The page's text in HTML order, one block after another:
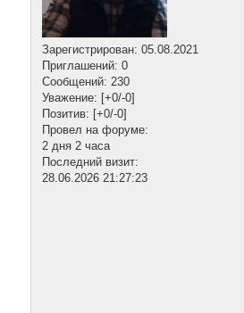
Зарегистрирован: 05.08.2021
Приглашений: 0
Сообщений: 230
Уважение: [+0/-0]
Позитив: [+0/-0]
Провел на форуме:
2 дня 2 часа
Последний визит:
28.06.2026 21:27:23